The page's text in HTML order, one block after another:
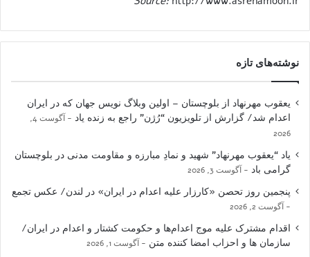
نوشته‌های تازه
یعقوب مهرنهاد از بلوچستان – اولین وبلاگ نویس جهان که در ایران
اعدام شد/ گزارش از تلویزیون “رُژن” راجع به زنده یاد
آگوست 4,
2026
یاد “یعقوب مهرنهاد” شهید و نمادِ مبارزه و مقاومت مدنی در بلوچستان
گرامی باد
آگوست 3, 2026
پنجمین روز تحصن «کارزار علیه اعدام در ایران» در لندن/ عکس تجمع
آگوست 2, 2026
اقدام مشترک علیه موج اعدام‌ها و حکومت کشتار و اعدام در ایران/
سازمان ها و احزاب امضا کننده متن
آگوست 1, 2026